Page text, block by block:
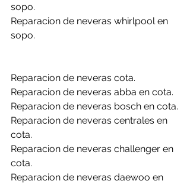
sopo.
Reparacion de neveras whirlpool en
sopo.
Reparacion de neveras cota.
Reparacion de neveras abba en cota.
Reparacion de neveras bosch en cota.
Reparacion de neveras centrales en
cota.
Reparacion de neveras challenger en
cota.
Reparacion de neveras daewoo en